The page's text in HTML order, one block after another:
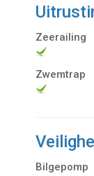
Zeerailing
Zwemtrap
Bilgepomp